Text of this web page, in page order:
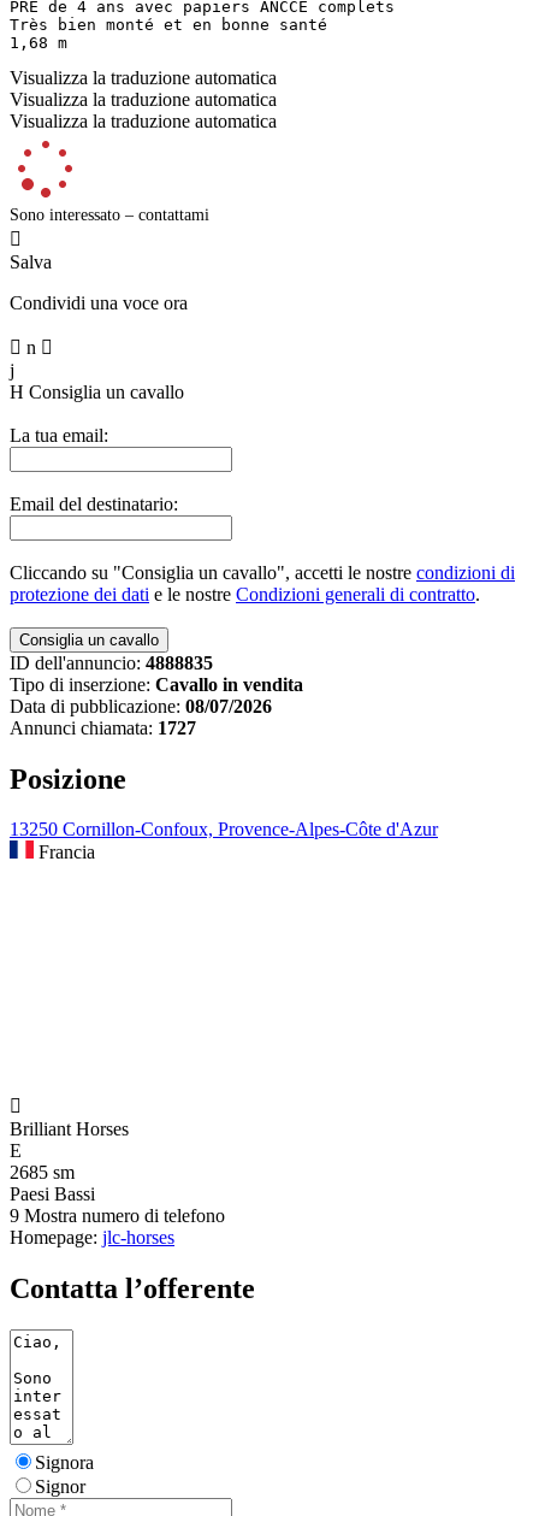
PRE de 4 ans avec papiers ANCCE complets
Très bien monté et en bonne santé
1,68 m
Visualizza la traduzione automatica
Visualizza la traduzione automatica
Visualizza la traduzione automatica
Sono interessato – contattami

Salva
Condividi una voce ora
 n 
j
H Consiglia un cavallo
La tua email:
Email del destinatario:
Cliccando su "Consiglia un cavallo", accetti le nostre condizioni di
protezione dei dati e le nostre Condizioni generali di contratto.
ID dell'annuncio: 4888835
Tipo di inserzione: Cavallo in vendita
Data di pubblicazione: 08/07/2026
Annunci chiamata: 1727
Posizione
13250 Cornillon-Confoux, Provence-Alpes-Côte d'Azur
Francia

Brilliant Horses
E
2685 sm
Paesi Bassi
9 Mostra numero di telefono
Homepage: jlc-horses
Contatta l’offerente
Signora
Signor